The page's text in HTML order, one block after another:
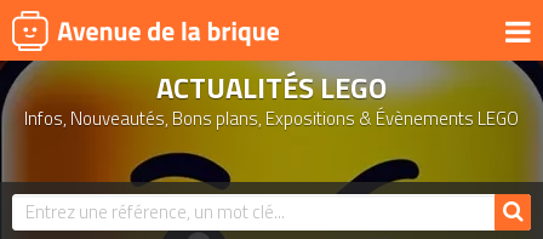
UNIVERS
PRODUITS DÉRIVÉS
NOUVEAUTÉS
LEGO 2026
ACTUALITÉS LEGO
Infos, Nouveautés, Bons plans, Expositions & Évènements LEGO